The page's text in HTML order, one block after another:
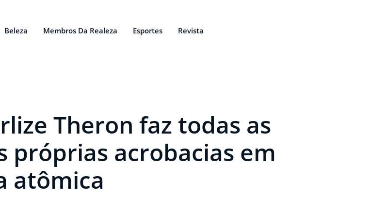
Beleza Membros Da Realeza Esportes Revista
Theron faz todas as
próprias acrobacias em
atômica